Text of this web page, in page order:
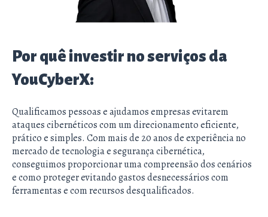
Por quê investir no serviços da
YouCyberX:
Qualificamos pessoas e ajudamos empresas evitarem
ataques cibernéticos com um direcionamento eficiente,
prático e simples. Com mais de 20 anos de experiência no
mercado de tecnologia e segurança cibernética,
conseguimos proporcionar uma compreensão dos cenários
e como proteger evitando gastos desnecessários com
ferramentas e com recursos desqualificados.